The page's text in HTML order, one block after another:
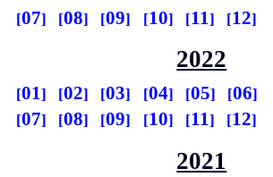
07
08 09 10 11 12
2022
01 02 03 04 05
06
07
08 09 10 11 12
2021